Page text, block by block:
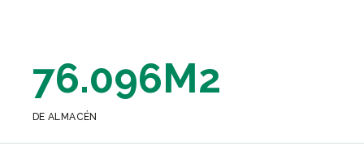
76.096M2
DE ALMACÉN